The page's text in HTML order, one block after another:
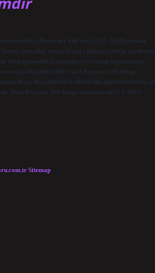
Hacı Bayram-ı Veli’nin (1352–1429) anısına
yüzyıllar sonra Divan-ı Hikmet adıyla özetlenen
Türk gelenekleri, inançları ve yaşam biçimleriyle
olarak kabul edilir. Hacı Bayram Veli hangi
Hoca Alaaddin Ali Erdebili’nin öğrencilerinden
Haci Bayram Veli hangi mezheptendir? 1- Hacı
Sitemap